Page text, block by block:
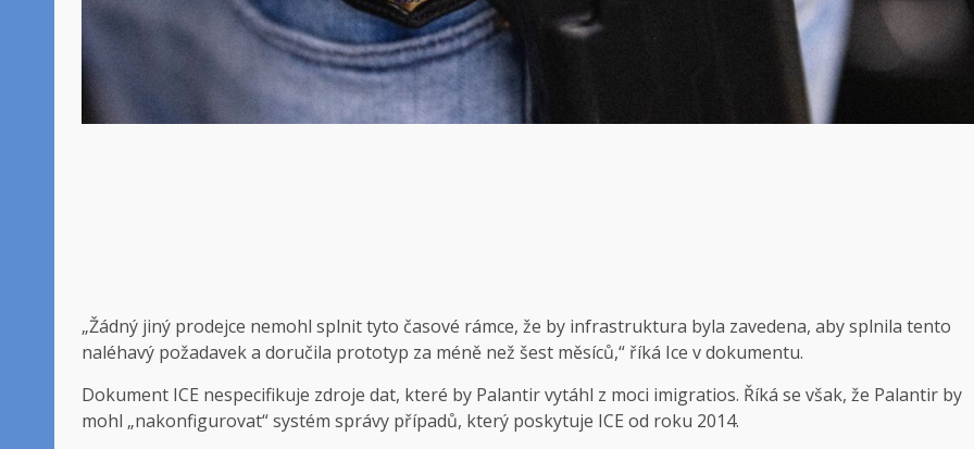
„Žádný jiný prodejce nemohl splnit tyto časové rámce, že by infrastruktura byla zavedena, aby splnila tento
naléhavý požadavek a doručila prototyp za méně než šest měsíců,“ říká Ice v dokumentu.
Dokument ICE nespecifikuje zdroje dat, které by Palantir vytáhl z moci imigratios. Říká se však, že Palantir by
mohl „nakonfigurovat“ systém správy případů, který poskytuje ICE od roku 2014.